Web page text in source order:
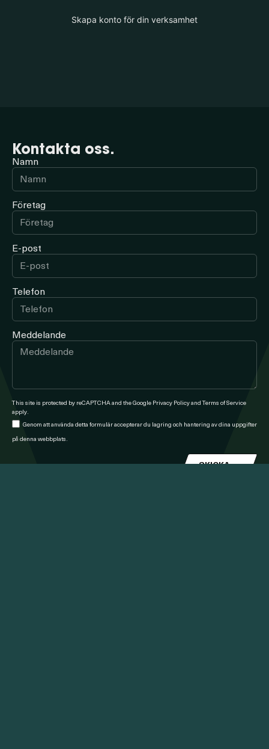
Skapa konto för din verksamhet
Kontakta oss.
Namn
Företag
E-post
Telefon
Meddelande
This site is protected by reCAPTCHA and the Google Privacy PolicyandTerms of Service
apply.
Genom att använda detta formulär accepterar du lagring och hantering av dina uppgifter
på denna webbplats.
SKICKA